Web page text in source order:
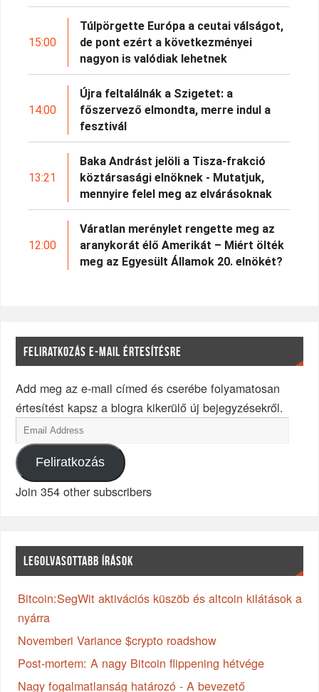
15:00
Túlpörgette Európa a ceutai válságot,
de pont ezért a következményei
nagyon is valódiak lehetnek
14:00
Újra feltalálnák a Szigetet: a
főszervező elmondta, merre indul a
fesztivál
13:21
Baka Andrást jelöli a Tisza-frakció
köztársasági elnöknek - Mutatjuk,
mennyire felel meg az elvárásoknak
12:00
Váratlan merénylet rengette meg az
aranykorát élő Amerikát – Miért ölték
meg az Egyesült Államok 20. elnökét?
FELIRATKOZÁS E-MAIL ÉRTESÍTÉSRE
Add meg az e-mail címed és cserébe folyamatosan
értesítést kapsz a blogra kikerülő új bejegyzésekről.
Feliratkozás
Join 354 other subscribers
LEGOLVASOTTABB ÍRÁSOK
Bitcoin:SegWit aktivációs küszöb és altcoin kilátások a
nyárra
Novemberi Variance $crypto roadshow
Post-mortem: A nagy Bitcoin flippening hétvége
Nagy fogalmatlanság határozó - A bevezető